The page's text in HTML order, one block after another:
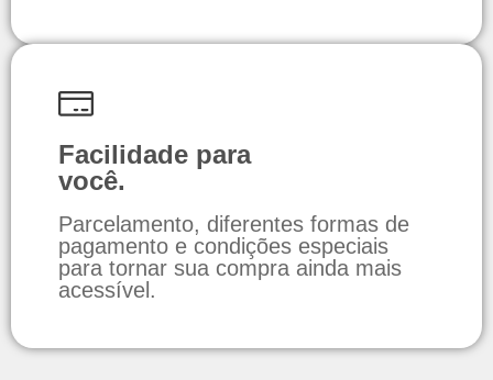
Facilidade para
você.
Parcelamento, diferentes formas de
pagamento e condições especiais
para tornar sua compra ainda mais
acessível.